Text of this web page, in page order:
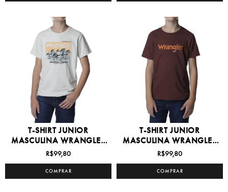
T-SHIRT JUNIOR
MASCULINA WRANGLER
8/16 -...
R$99,80
COMPRAR
T-SHIRT JUNIOR
MASCULINA WRANGLER
8/16 -...
R$99,80
COMPRAR